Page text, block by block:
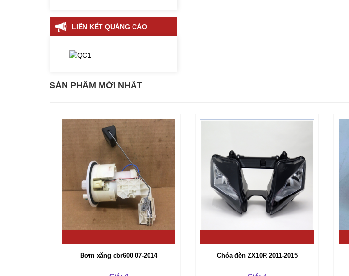
LIÊN KẾT QUẢNG CÁO
SẢN PHẨM MỚI NHẤT
Bơm xăng cbr600 07-2014 Chóa đèn ZX10R 2011-2015